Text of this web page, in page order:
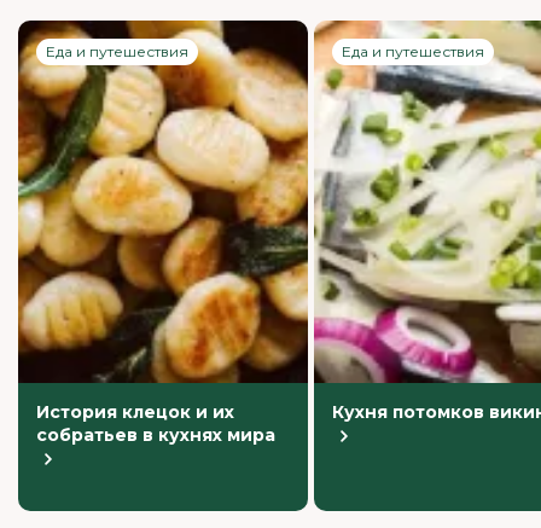
Еда и путешествия
История клецок и их
собратьев в кухнях мира
Еда и путешествия
Кухня потомков